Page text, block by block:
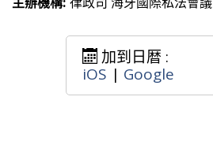
加到日暦 :
iOS | Google